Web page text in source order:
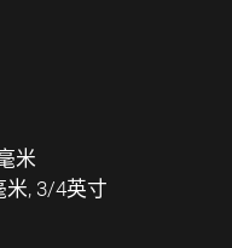
米
米, 3/4英寸